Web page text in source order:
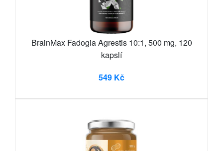
BrainMax Fadogia Agrestis 10:1, 500 mg, 120
kapslí
549 Kč